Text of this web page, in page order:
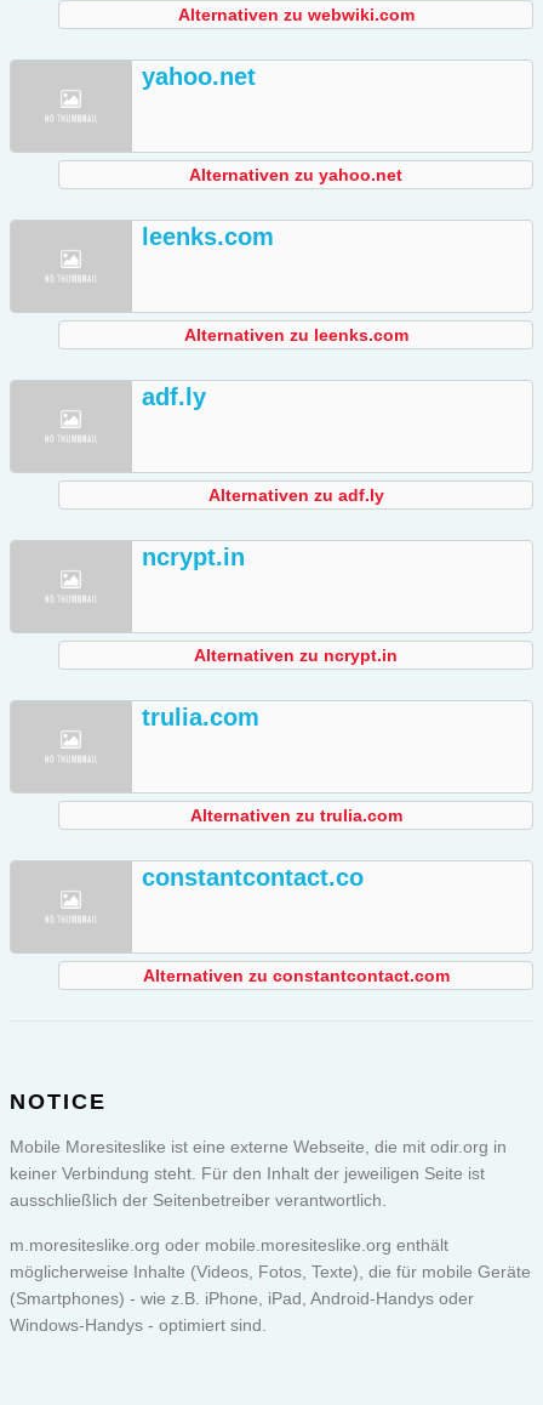
Alternativen zu webwiki.com
yahoo.net
Alternativen zu yahoo.net
leenks.com
Alternativen zu leenks.com
adf.ly
Alternativen zu adf.ly
ncrypt.in
Alternativen zu ncrypt.in
trulia.com
Alternativen zu trulia.com
constantcontact.co
Alternativen zu constantcontact.com
NOTICE
Mobile Moresiteslike ist eine externe Webseite, die mit odir.org in
keiner Verbindung steht. Für den Inhalt der jeweiligen Seite ist
ausschließlich der Seitenbetreiber verantwortlich.
m.moresiteslike.org oder mobile.moresiteslike.org enthält
möglicherweise Inhalte (Videos, Fotos, Texte), die für mobile Geräte
(Smartphones) - wie z.B. iPhone, iPad, Android-Handys oder
Windows-Handys - optimiert sind.